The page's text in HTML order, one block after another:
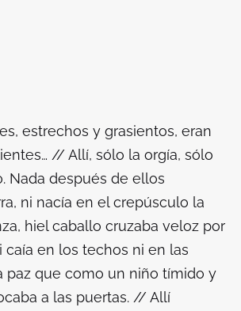
estrechos y grasientos, eran
// Allí, sólo la orgía, sólo
Nada después de ellos
ni nacía en el crepúsculo la
hiel caballo cruzaba veloz por
caía en los techos ni en las
paz que como un niño tímido y
a las puertas. // Allí